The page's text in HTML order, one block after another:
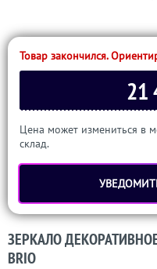
Товар закончился.
21
Цена может измениться в
склад.
ЗЕРКАЛО
BRIO